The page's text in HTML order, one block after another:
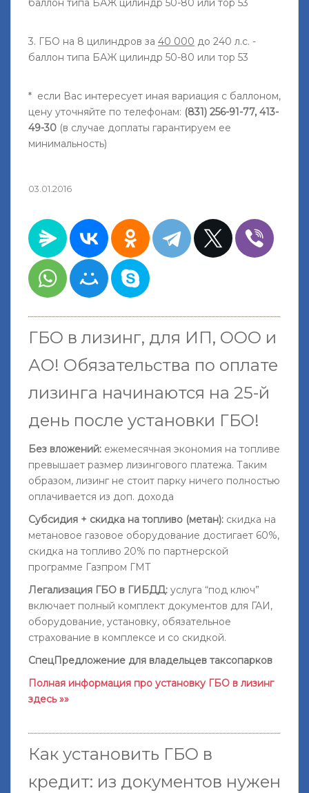
баллон типа БАЖ цилиндр 50-80 или тор 53
3. ГБО на 8 цилиндров за 40 000 до 240 л.с. -
баллон типа БАЖ цилиндр 50-80 или тор 53
* если Вас интересует иная вариация с баллоном,
цену уточняйте по телефонам: (831) 256-91-77, 413-
49-30 (в случае доплаты гарантируем ее
минимальность)
03.01.2016
ГБО в лизинг, для ИП, ООО и
АО! Обязательства по оплате
лизинга начинаются на 25-й
день после установки ГБО!
Без вложений: ежемесячная экономия на топливе
превышает размер лизингового платежа. Таким
образом, лизинг не стоит парку ничего полностью
оплачивается из доп. дохода
Субсидия + скидка на топливо (метан): скидка на
метановое газовое оборудование достигает 60%,
скидка на топливо 20% по партнерской
программе Газпром ГМТ
Легализация ГБО в ГИБДД: услуга “под ключ”
включает полный комплект документов для ГАИ,
оборудование, установку, обязательное
страхование в комплексе и со скидкой.
СпецПредложение для владельцев таксопарков
Полная информация про установку ГБО в лизинг
здесь »»
Как установить ГБО в
кредит: из документов нужен